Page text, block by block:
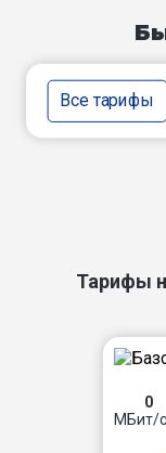
Все тарифы
Тарифы
0
МБит/